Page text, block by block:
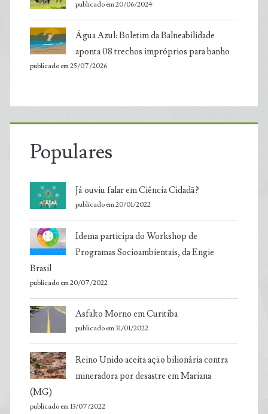
publicado em 20/06/2024
Água Azul: Boletim da Balneabilidade
aponta 08 trechos impróprios para banho
publicado em 25/07/2026
Populares
Já ouviu falar em Ciência Cidadã?
publicado em 20/01/2022
Idema participa do Workshop de
Programas Socioambientais, da Engie
Brasil
publicado em 20/07/2022
Asfalto Morno em Curitiba
publicado em 31/01/2022
Reino Unido aceita ação bilionária contra
mineradora por desastre em Mariana
(MG)
publicado em 13/07/2022